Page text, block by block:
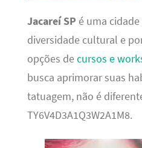
Jacareí SP é uma
diversidade cultural e
opções decursos e
busca aprimorar suas
tatuagem, não é
TY6V4D3A1Q3W2A1M8.